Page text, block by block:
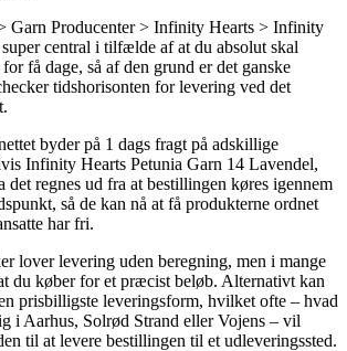
Garn Producenter > Infinity Hearts > Infinity
central i tilfælde af at du absolut skal
få dage, så af den grund er det ganske
tidshorisonten for levering ved det
byder på 1 dags fragt på adskillige
Infinity Hearts Petunia Garn 14 Lavendel,
det regnes ud fra at bestillingen køres igennem
så de kan nå at få produkterne ordnet
har fri.
lover levering uden beregning, men i mange
du køber for et præcist beløb. Alternativt kan
prisbilligste leveringsform, hvilket ofte – hvad
i Aarhus, Solrød Strand eller Vojens – vil
til at levere bestillingen til et udleveringssted.